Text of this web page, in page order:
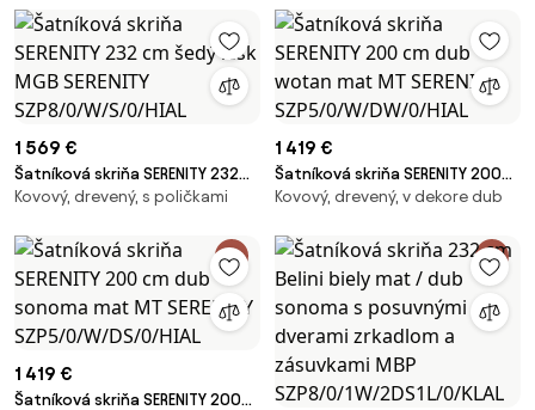
1 569 €
Šatníková skriňa SERENITY 232
cm šedý lesk MGB SERENITY
Kovový, drevený, s poličkami
1 419 €
Šatníková skriňa SERENITY 200
cm dub wotan mat MT SERENITY
Kovový, drevený, v dekore dub
1 419 €
Šatníková skriňa SERENITY 200